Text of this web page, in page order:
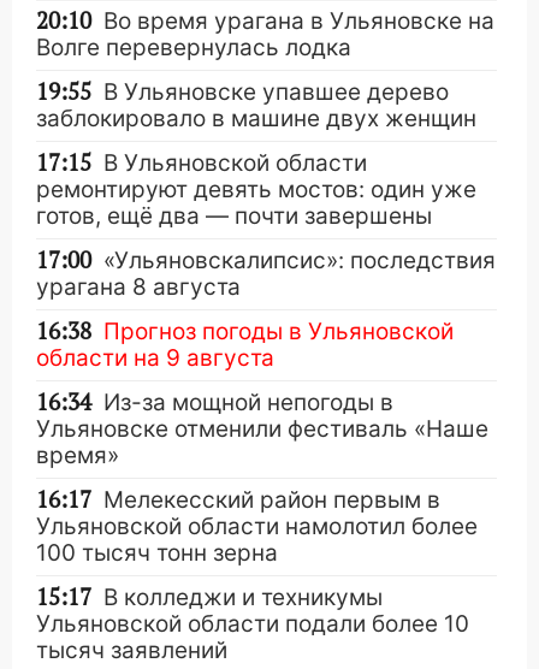
20:10 Во время урагана в Ульяновске на
Волге перевернулась лодка
19:55 В Ульяновске упавшее дерево
заблокировало в машине двух женщин
17:15 В Ульяновской области
ремонтируют девять мостов: один уже
готов, ещё два — почти завершены
17:00 «Ульяновскалипсис»: последствия
урагана 8 августа
16:38 Прогноз погоды в Ульяновской
области на 9 августа
16:34 Из-за мощной непогоды в
Ульяновске отменили фестиваль «Наше
время»
16:17 Мелекесский район первым в
Ульяновской области намолотил более
100 тысяч тонн зерна
15:17 В колледжи и техникумы
Ульяновской области подали более 10
тысяч заявлений